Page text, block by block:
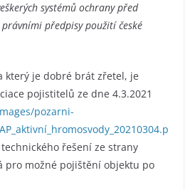
systémů ochrany před
předpisy použití české
který je dobré brát zřetel, je
pojistitelů ze dne 4.3.2021
pozarni-
řešení ze strany
pro možné pojištění objektu po